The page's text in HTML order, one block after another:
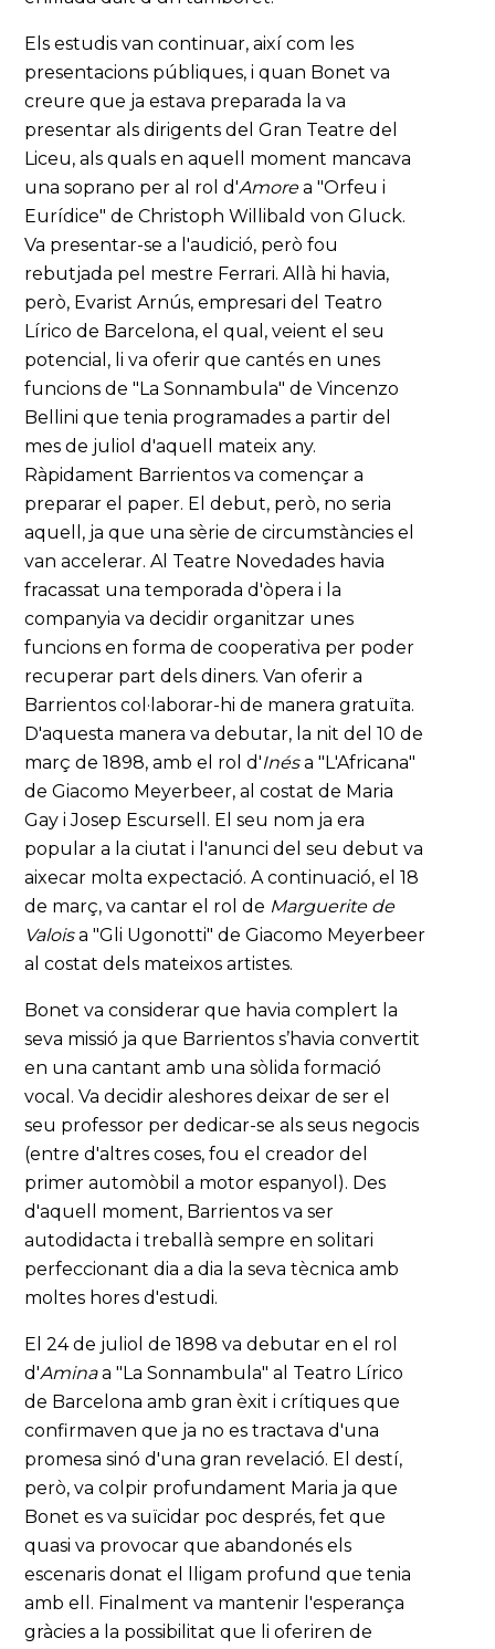
Els estudis van continuar, així com les
presentacions públiques, i quan Bonet va
creure que ja estava preparada la va
presentar als dirigents del Gran Teatre del
Liceu, als quals en aquell moment mancava
una soprano per al rol d'Amorea "Orfeu i
Eurídice" de Christoph Willibald von Gluck.
Va presentar-se a l'audició, però fou
rebutjada pel mestre Ferrari. Allà hi havia,
però, Evarist Arnús, empresari del Teatro
Lírico de Barcelona, el qual, veient el seu
potencial, li va oferir que cantés en unes
funcions de "La Sonnambula" de Vincenzo
Bellini que tenia programades a partir del
mes de juliol d'aquell mateix any.
Ràpidament Barrientos va començar a
preparar el paper. El debut, però, no seria
aquell, ja que una sèrie de circumstàncies el
van accelerar. Al Teatre Novedades havia
fracassat una temporada d'òpera i la
companyia va decidir organitzar unes
funcions en forma de cooperativa per poder
recuperar part dels diners. Van oferir a
Barrientos col·laborar-hi de manera gratuïta.
D'aquesta manera va debutar, la nit del 10 de
març de 1898, amb el rol d'Inésa "L'Africana"
de Giacomo Meyerbeer, al costat de Maria
Gay i Josep Escursell. El seu nom ja era
popular a la ciutat i l'anunci del seu debut va
aixecar molta expectació. A continuació, el 18
de març, va cantar el rol de Marguerite de
Valoisa "Gli Ugonotti" de Giacomo Meyerbeer
al costat dels mateixos artistes.
Bonet va considerar que havia complert la
seva missió ja que Barrientos s’havia convertit
en una cantant amb una sòlida formació
vocal. Va decidir aleshores deixar de ser el
seu professor per dedicar-se als seus negocis
(entre d'altres coses, fou el creador del
primer automòbil a motor espanyol). Des
d'aquell moment, Barrientos va ser
autodidacta i treballà sempre en solitari
perfeccionant dia a dia la seva tècnica amb
moltes hores d'estudi.
El 24 de juliol de 1898 va debutar en el rol
d'Aminaa "La Sonnambula" al Teatro Lírico
de Barcelona amb gran èxit i crítiques que
confirmaven que ja no es tractava d'una
promesa sinó d'una gran revelació. El destí,
però, va colpir profundament Maria ja que
Bonet es va suïcidar poc després, fet que
quasi va provocar que abandonés els
escenaris donat el lligam profund que tenia
amb ell. Finalment va mantenir l'esperança
gràcies a la possibilitat que li oferiren de